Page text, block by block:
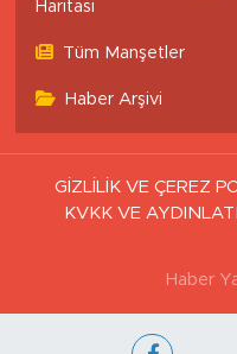
Haritası
Tüm Manşetler
Haber Arşivi
GİZLİLİK VE ÇEREZ
KVKK VE
Haber